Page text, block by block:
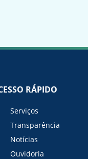
RÁPIDO
Serviços
Transparência
Notícias
Ouvidoria